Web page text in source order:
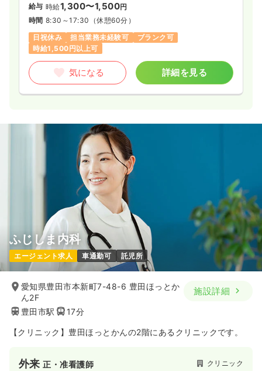
給与 時給1,300〜1,500円
時間 8:30～17:30 （休憩60分）
日祝休み
担当業務未経験可
ブランク可
時給1,500円以上可
気になる 詳細を見る
ふじしま内科
エージェント求人 車通勤可 託児所
愛知県豊田市本新町7-48-6 豊田ほっとか
ん2F
豊田市駅
17分
施設詳細
【クリニック】豊田ほっとかんの2階にあるクリニックです。
外来正・准看護師 クリニック